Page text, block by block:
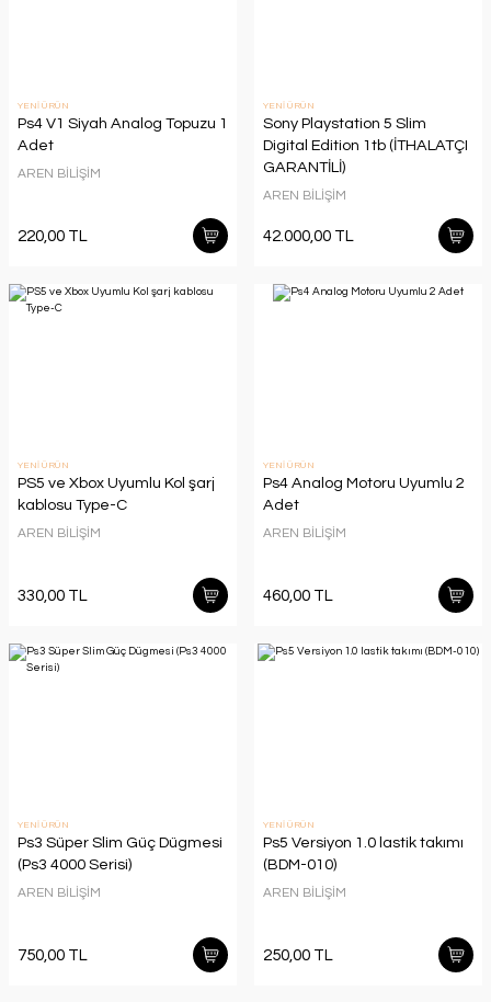
YENİ ÜRÜN
Ps4 V1 Siyah Analog Topuzu 1
Adet
AREN BİLİŞİM
220,00 TL
YENİ ÜRÜN
Sony Playstation 5 Slim
Digital Edition 1tb (İTHALATÇI
GARANTİLİ)
AREN BİLİŞİM
42.000,00 TL
YENİ ÜRÜN
PS5 ve Xbox Uyumlu Kol şarj
kablosu Type-C
AREN BİLİŞİM
330,00 TL
YENİ ÜRÜN
Ps4 Analog Motoru Uyumlu 2
Adet
AREN BİLİŞİM
460,00 TL
YENİ ÜRÜN
Ps3 Süper Slim Güç Dügmesi
(Ps3 4000 Serisi)
AREN BİLİŞİM
750,00 TL
YENİ ÜRÜN
Ps5 Versiyon 1.0 lastik takımı
(BDM-010)
AREN BİLİŞİM
250,00 TL